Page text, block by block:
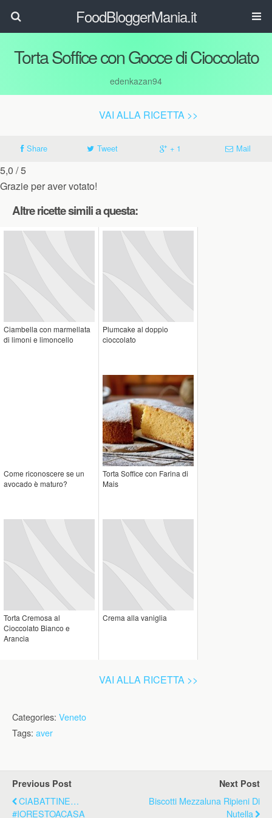
FoodBloggerMania.it
Torta Soffice con Gocce di Cioccolato
edenkazan94
VAI ALLA RICETTA >>
Share Tweet + 1 Mail
5,0 / 5
Grazie per aver votato!
Altre ricette simili a questa:
Ciambella con marmellata
di limoni e limoncello
Plumcake al doppio
cioccolato
Come riconoscere se un
avocado è maturo?
Torta Soffice con Farina di
Mais
Torta Cremosa al
Cioccolato Bianco e
Arancia
Crema alla vaniglia
VAI ALLA RICETTA >>
Categories: Veneto
Tags: aver
Previous Post
CIABATTINE…
#IORESTOACASA
Next Post
Biscotti Mezzaluna Ripieni Di
Nutella